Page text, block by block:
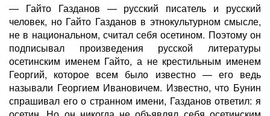
— Гайто Газданов — русский писатель и русский
человек, но Гайто Газданов в этнокультурном смысле,
не в национальном, считал себя осетином. Поэтому он
подписывал произведения русской литературы
осетинским именем Гайто, а не крестильным именем
Георгий, которое всем было известно — его ведь
называли Георгием Ивановичем. Известно, что Бунин
спрашивал его о странном имени, Газданов ответил: я